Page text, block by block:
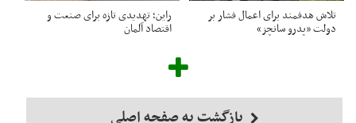
تلاش هدفمند برای اعمال فشار بر
دولت «پدرو سانچز»
راین؛ تهدیدی تازه برای صنعت و
اقتصاد آلمان